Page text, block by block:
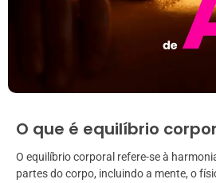
O que é equilíbrio
O equilíbrio corporal refere-se à
partes do corpo, incluindo a mente, o